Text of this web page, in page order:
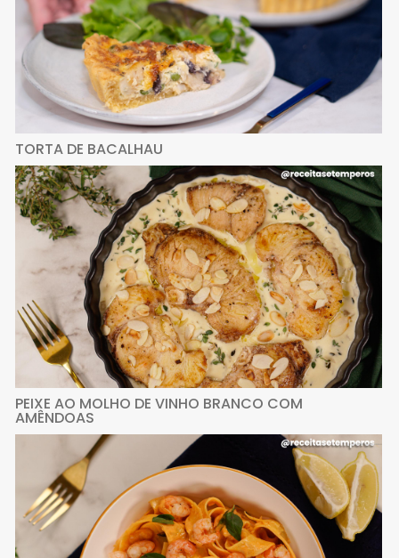
TORTA DE BACALHAU
PEIXE AO MOLHO DE VINHO BRANCO COM
AMÊNDOAS